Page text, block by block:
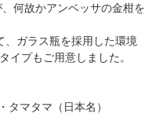
何故かアンベッサの金柑を
、ガラス瓶を採用した環境
イプもご用意しました。
マタマ（日本名）